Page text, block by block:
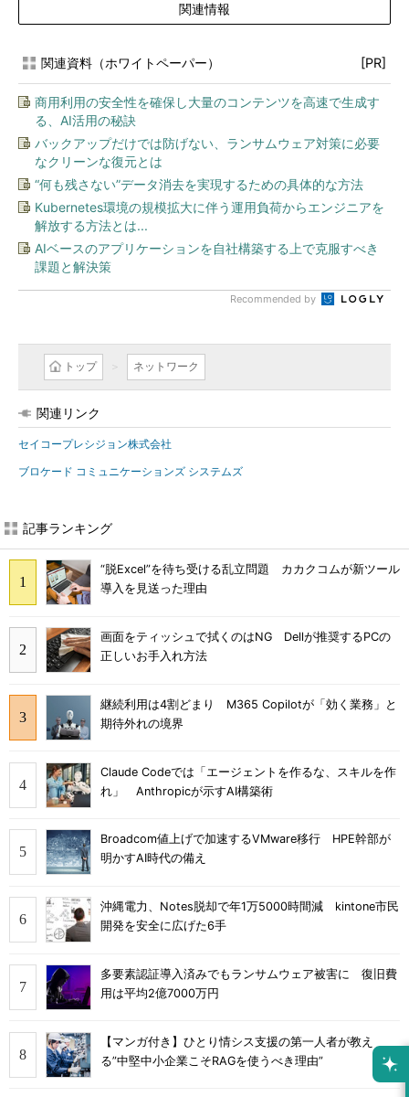
関連情報
関連資料（ホワイトペーパー） [PR]
商用利用の安全性を確保し大量のコンテンツを高速で生成す
る、AI活用の秘訣
バックアップだけでは防げない、ランサムウェア対策に必要
なクリーンな復元とは
“何も残さない”データ消去を実現するための具体的な方法
Kubernetes環境の規模拡大に伴う運用負荷からエンジニアを
解放する方法とは...
AIベースのアプリケーションを自社構築する上で克服すべき
課題と解決策
Recommended by
トップ ネットワーク
関連リンク
セイコープレシジョン株式会社
ブロケード コミュニケーションズ システムズ
記事ランキング
“脱Excel”を待ち受ける乱立問題 カカクコムが新ツール
導入を見送った理由
画面をティッシュで拭くのはNG Dellが推奨するPCの
正しいお手入れ方法
継続利用は4割どまり M365 Copilotが「効く業務」と
期待外れの境界
Claude Codeでは「エージェントを作るな、スキルを作
れ」 Anthropicが示すAI構築術
Broadcom値上げで加速するVMware移行 HPE幹部が
明かすAI時代の備え
沖縄電力、Notes脱却で年1万5000時間減 kintone市民
開発を安全に広げた6手
多要素認証導入済みでもランサムウェア被害に 復旧費
用は平均2億7000万円
【マンガ付き】ひとり情シス支援の第一人者が教え
る”中堅中小企業こそRAGを使うべき理由”